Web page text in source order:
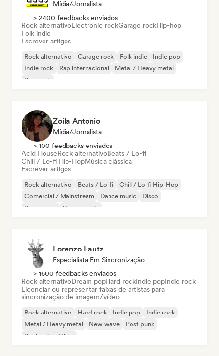
Mídia/Jornalista
> 2400 feedbacks enviados
Rock alternativoElectronic rockGarage rockHip-hop
Folk indie
Escrever artigos
Rock alternativo Garage rock Folk indie
Indie pop
Indie rock
Rap internacional
Metal / Heavy metal
Pop rock
Zoila Antonio
Mídia/Jornalista
> 100 feedbacks enviados
Acid HouseRock alternativoBeats / Lo-fi
Chill / Lo-fi Hip-HopMúsica clássica
Escrever artigos
Rock alternativo Beats / Lo-fi
Chill / Lo-fi Hip-Hop
Comercial / Mainstream
Dance music
Disco
Dream pop
House music
Lorenzo Lautz
Especialista Em Sincronização
> 1600 feedbacks enviados
Rock alternativoDream popHard rockIndie popIndie rock
Licenciar ou representar faixas de artistas para
sincronização de imagem/vídeo
Rock alternativo Hard rock Indie pop
Indie rock
Metal / Heavy metal
New wave
Post punk
Rock psicodélico